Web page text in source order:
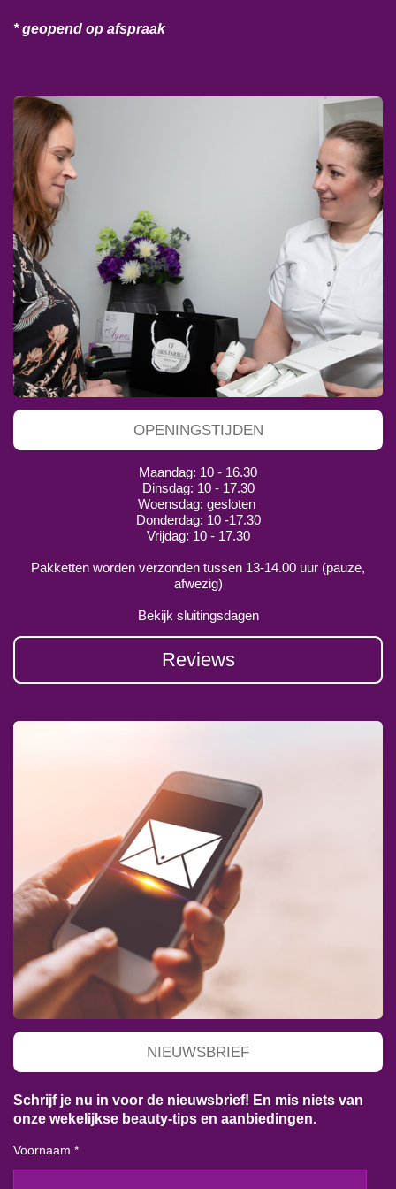
* geopend op afspraak
OPENINGSTIJDEN
Maandag: 10 - 16.30
Dinsdag: 10 - 17.30
Woensdag: gesloten
Donderdag: 10 -17.30
Vrijdag: 10 - 17.30
Pakketten worden verzonden tussen 13-14.00 uur (pauze,
afwezig)
Bekijk sluitingsdagen
Reviews
NIEUWSBRIEF
Schrijf je nu in voor de nieuwsbrief! En mis niets van
onze wekelijkse beauty-tips en aanbiedingen.
Voornaam *